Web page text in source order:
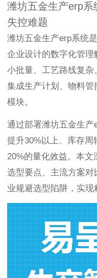
潍坊五金生产erp
失控难题
潍坊五金生产erp系统
企业设计的数字化管
小批量、工艺路线复
集成生产计划、物料
模块。
通过部署潍坊五金生
提升30%以上、库存周
20%的量化效益。本
选型要点、主流方案
业规避选型陷阱，实现